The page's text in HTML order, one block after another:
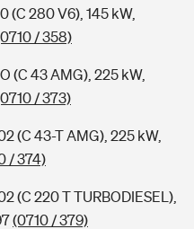
(C 280 V6), 145 kW,
/ 358)
(C 43 AMG), 225 kW,
/ 373)
(C 43-T AMG), 225 kW,
/ 374)
(C 220 T TURBODIESEL),
(0710 / 379)